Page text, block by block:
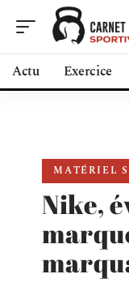
Actu Exercice
MATÉRIEL
Nike,